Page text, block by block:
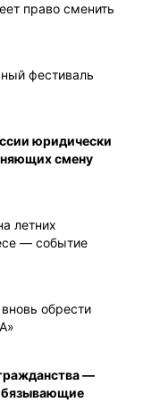
право сменить
фестиваль
юридически
смену
летних
— событие
обрести
—